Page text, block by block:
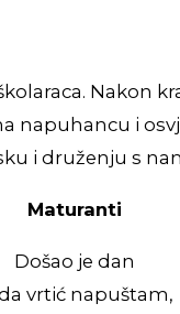
napuhancu i
i druženju s
Maturanti
Došao je dan
vrtić napuštam,